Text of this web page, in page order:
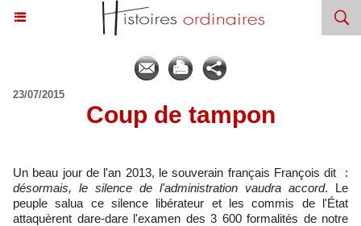
23/07/2015
​Coup de tampon
Un beau jour de l'an 2013, le souverain français François dit :
désormais, le silence de l'administration vaudra accord. Le
peuple salua ce silence libérateur et les commis de l'État
attaquèrent dare-dare l'examen des 3 600 formalités de notre